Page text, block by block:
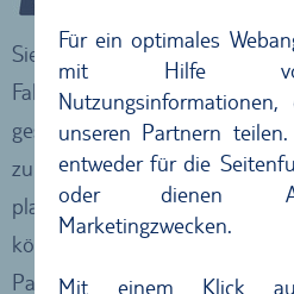
Für ein optimales
mit Hilfe
unseren Partnern
entweder für die
oder dienen
Marketingzwecken.
Mit einem Klick
unbegrenzte
Sie während Ihres Urlaubs
Fahrten ganz nach Ihren
gestalten. Egal, ob Sie kurze
zurücklegen oder mehrere
planen. (Ausnahme: Bei
können Sie auf Wunsch
Paket dazubuchen.)